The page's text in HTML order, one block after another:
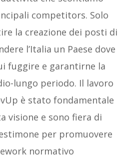
competitors. Solo
la creazione dei posti di
l’Italia un Paese dove
fuggire e garantirne la
lungo periodo. Il lavoro
è stato fondamentale
visione e sono fiera di
per promuovere
normativo